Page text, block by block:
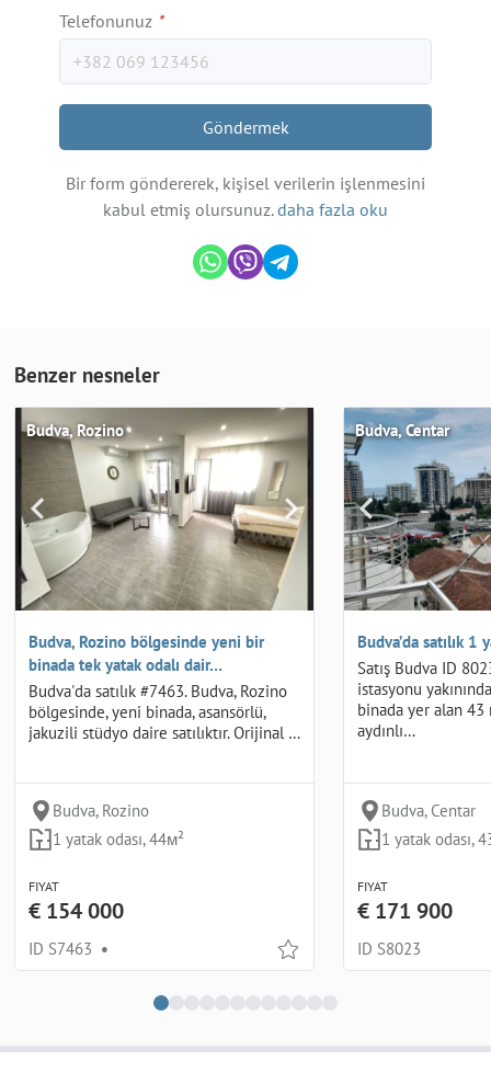
Telefonunuz *
Göndermek
Bir form göndererek, kişisel verilerin işlenmesini
kabul etmiş olursunuz.daha fazla oku
Benzer nesneler
Budva, Rozino
Budva, Rozino bölgesinde yeni bir
binada tek yatak odalı dair…
Budva'da satılık #7463. Budva, Rozino
bölgesinde, yeni binada, asansörlü,
jakuzili stüdyo daire satılıktır. Orijinal …
Budva, Rozino
1 yatak odası, 44м²
FIYAT
€ 154 000
ID S7463 •
Budva, Centar
Budva’da satılık 1
Satış Budva ID
istasyonu
binada yer alan
aydınlı…
Budva, Centar
1 yatak odası,
FIYAT
€ 171 900
ID S8023